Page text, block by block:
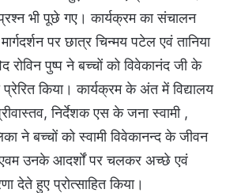
भी पूछे गए। कार्यक्रम का संचालन
पर छात्र चिन्मय पटेल एवं तानिया
रोविन पुष्प ने बच्चों को विवेकानंद जी के
किया। कार्यक्रम के अंत में विद्यालय
निर्देशक एस के जना स्वामी ,
ने बच्चों को स्वामी विवेकानन्द के जीवन
एवम उनके आदर्शों पर चलकर अच्छे एवं
देते हुए प्रोत्साहित किया।